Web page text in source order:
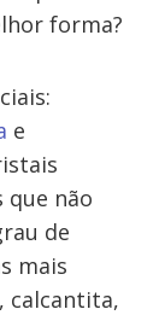
forma?
e
que não
de
mais
calcantita,